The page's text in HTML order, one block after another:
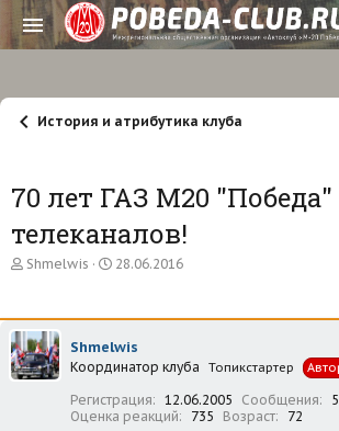
История и атрибутика клуба
70 лет ГАЗ М20
телеканалов!
А
о
р
т
е
Shmelwis
Д
а
а
ч
л
а
28.06.2016
Shmelwis
Координатор клуба Топикстартер
Регистрация 12.06.2005 Сообщения
Оценка реакций
735 Возраст 72